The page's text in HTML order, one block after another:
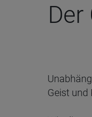
Geist und